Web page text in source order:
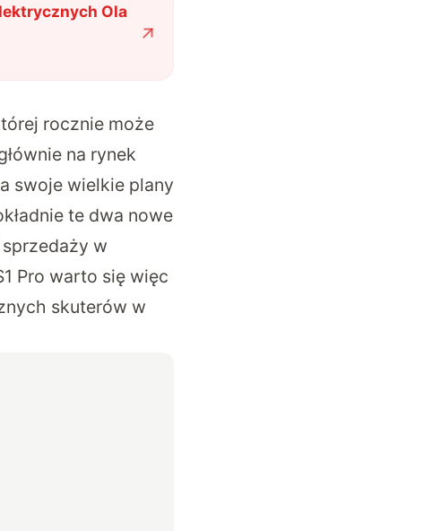
Ola
rocznie może
na rynek
swoje wielkie plany
te dwa nowe
w
Pro warto się więc
skuterów w